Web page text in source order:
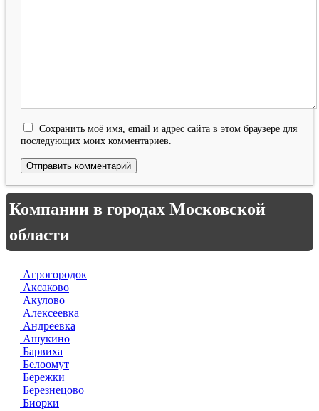
Сохранить моё имя, email и адрес сайта в этом браузере для
последующих моих комментариев.
Компании в городах Московской
области
Агрогородок
Аксаково
Акулово
Алексеевка
Андреевка
Ашукино
Барвиха
Белоомут
Бережки
Березнецово
Биорки